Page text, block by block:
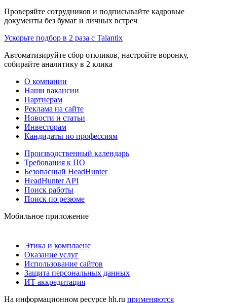
Проверяйте сотрудников и подписывайте кадровые
документы без бумаг и личных встреч
Ускорьте подбор в 2 раза с Talantix
Автоматизируйте сбор откликов, настройте воронку,
собирайте аналитику в 2 клика
О компании
Наши вакансии
Партнерам
Реклама на сайте
Новости и статьи
Инвесторам
Кандидаты по профессиям
Производственный календарь
Требования к ПО
Безопасный HeadHunter
HeadHunter API
Поиск работы
Поиск по резюме
Мобильное приложение
Этика и комплаенс
Оказание услуг
Использование сайтов
Защита персональных данных
ИТ аккредитация
На информационном ресурсе hh.ru применяются